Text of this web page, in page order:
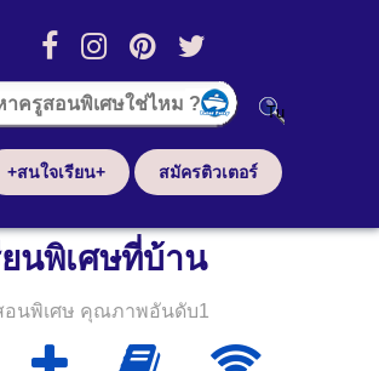
+สนใจเรียน+ สมัครติวเตอร์
ยนพิเศษที่บ้าน
อนพิเศษ คุณภาพอันดับ1